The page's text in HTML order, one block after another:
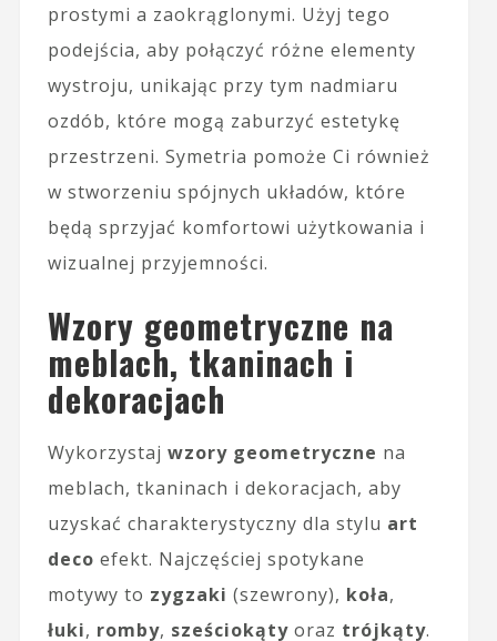
prostymi a zaokrąglonymi. Użyj tego
podejścia, aby połączyć różne elementy
wystroju, unikając przy tym nadmiaru
ozdób, które mogą zaburzyć estetykę
przestrzeni. Symetria pomoże Ci również
w stworzeniu spójnych układów, które
będą sprzyjać komfortowi użytkowania i
wizualnej przyjemności.
Wzory geometryczne na
meblach, tkaninach i
dekoracjach
Wykorzystaj wzory geometryczne na
meblach, tkaninach i dekoracjach, aby
uzyskać charakterystyczny dla stylu art
deco efekt. Najczęściej spotykane
motywy to zygzaki (szewrony), koła,
łuki, romby, sześciokątyoraz trójkąty.